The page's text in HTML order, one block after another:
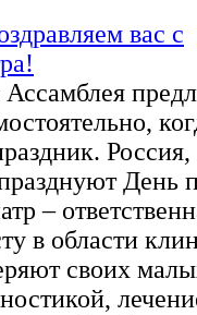
День
–
в области
своих